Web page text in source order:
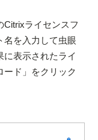
Citrixライセンスフ
名を入力して虫眼
に表示されたライ
ード」をクリック